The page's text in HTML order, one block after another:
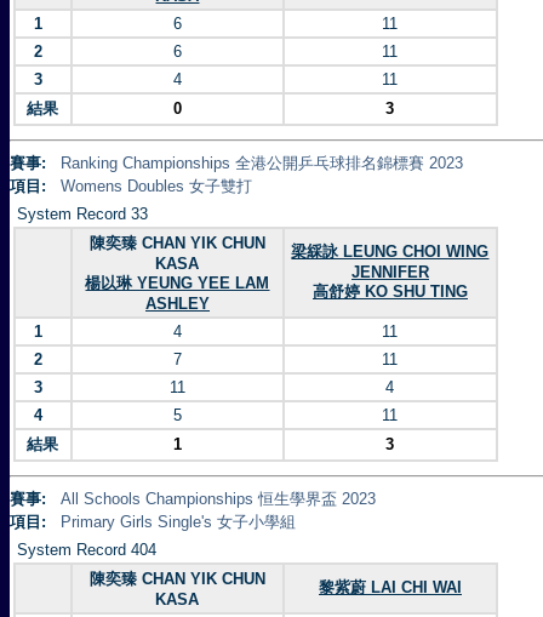
1 6
11
2
6
11
3
4
11
結果
0 3
賽事:
Ranking Championships 全港公開乒乓球排名錦標賽 2023
項目:
Womens Doubles 女子雙打
System Record 33
陳奕臻 CHAN YIK CHUN
KASA
楊以琳 YEUNG YEE LAM
ASHLEY
梁綵詠 LEUNG CHOI WING
JENNIFER
高舒婷 KO SHU TING
1 4
11
2
7
11
3
11
4
4
5
11
結果
1 3
賽事:
All Schools Championships 恒生學界盃 2023
項目:
Primary Girls Single's 女子小學組
System Record 404
陳奕臻 CHAN YIK CHUN
KASA
黎紫蔚 LAI CHI WAI